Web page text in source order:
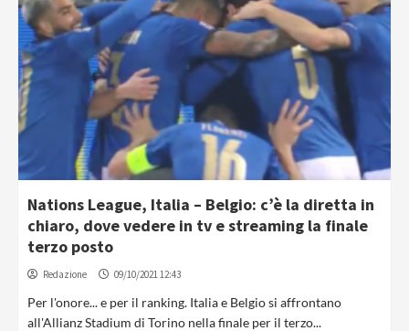
Nations League, Italia – Belgio: c’è la diretta in
chiaro, dove vedere in tv e streaming la finale
terzo posto
Redazione 09/10/2021 12:43
Per l'onore... e per il ranking. Italia e Belgio si affrontano
all'Allianz Stadium di Torino nella finale per il terzo...